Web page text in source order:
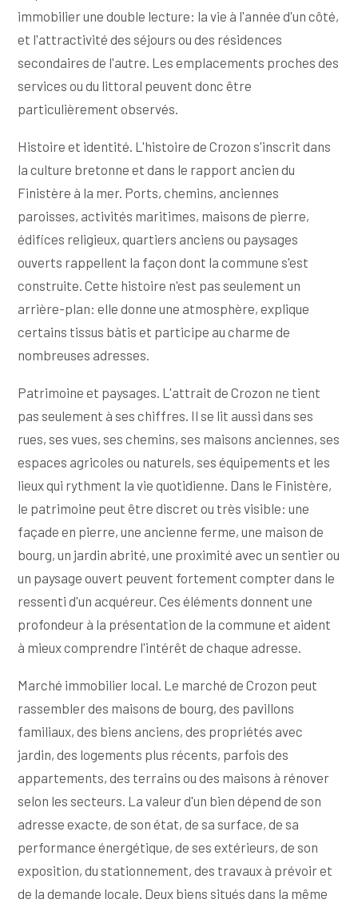
immobilier une double lecture: la vie à l'année d'un côté,
et l'attractivité des séjours ou des résidences
secondaires de l'autre. Les emplacements proches des
services ou du littoral peuvent donc être
particulièrement observés.
Histoire et identité. L'histoire de Crozon s'inscrit dans
la culture bretonne et dans le rapport ancien du
Finistère à la mer. Ports, chemins, anciennes
paroisses, activités maritimes, maisons de pierre,
édifices religieux, quartiers anciens ou paysages
ouverts rappellent la façon dont la commune s'est
construite. Cette histoire n'est pas seulement un
arrière-plan: elle donne une atmosphère, explique
certains tissus bàtis et participe au charme de
nombreuses adresses.
Patrimoine et paysages. L'attrait de Crozon ne tient
pas seulement à ses chiffres. Il se lit aussi dans ses
rues, ses vues, ses chemins, ses maisons anciennes, ses
espaces agricoles ou naturels, ses équipements et les
lieux qui rythment la vie quotidienne. Dans le Finistère,
le patrimoine peut être discret ou très visible: une
façade en pierre, une ancienne ferme, une maison de
bourg, un jardin abrité, une proximité avec un sentier ou
un paysage ouvert peuvent fortement compter dans le
ressenti d'un acquéreur. Ces éléments donnent une
profondeur à la présentation de la commune et aident
à mieux comprendre l'intérêt de chaque adresse.
Marché immobilier local. Le marché de Crozon peut
rassembler des maisons de bourg, des pavillons
familiaux, des biens anciens, des propriétés avec
jardin, des logements plus récents, parfois des
appartements, des terrains ou des maisons à rénover
selon les secteurs. La valeur d'un bien dépend de son
adresse exacte, de son état, de sa surface, de sa
performance énergétique, de ses extérieurs, de son
exposition, du stationnement, des travaux à prévoir et
de la demande locale. Deux biens situés dans la même